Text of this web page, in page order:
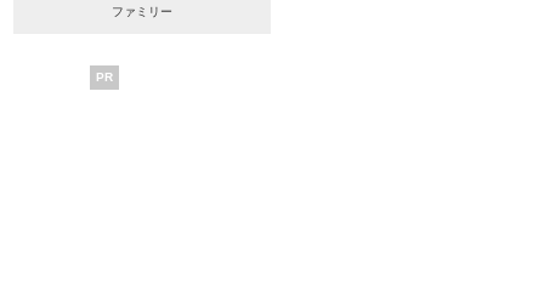
ファミリー
PR